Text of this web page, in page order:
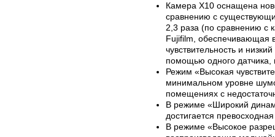
Камера X10 оснащена
сравнению с
2,3 раза (по сравнению с
Fujifilm, обеспечивающая
чувствительность и
помощью одного датчика,
Режим «Высокая
минимальном уровне
помещениях с
В режиме «Широкий
достигается
В режиме «Высокое